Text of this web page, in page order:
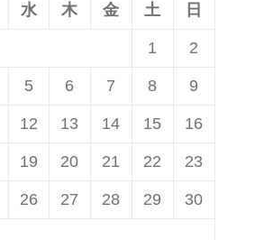
水 木 金 土 日
1 2
5 6 7 8 9
12 13 14 15 16
19 20 21 22 23
26 27 28 29 30